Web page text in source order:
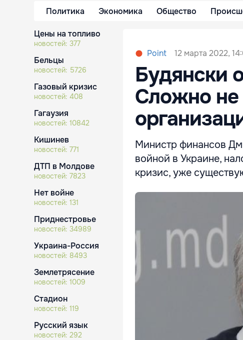
Политика Экономика Общество
Цены на топливо
новостей: 377
Бельцы
новостей: 5726
Газовый кризис
новостей: 408
Гагаузия
новостей: 10842
Кишинев
новостей: 771
ДТП в Молдове
новостей: 7823
Нет войне
новостей: 131
Приднестровье
новостей: 34989
Украина-Россия
новостей: 8493
Землетрясение
новостей: 1009
Стадион
новостей: 119
Русский язык
новостей: 292
Point 12 марта 2022,
Будянски
Сложно не
Министр финансов
войной в Украине,
кризис, уже